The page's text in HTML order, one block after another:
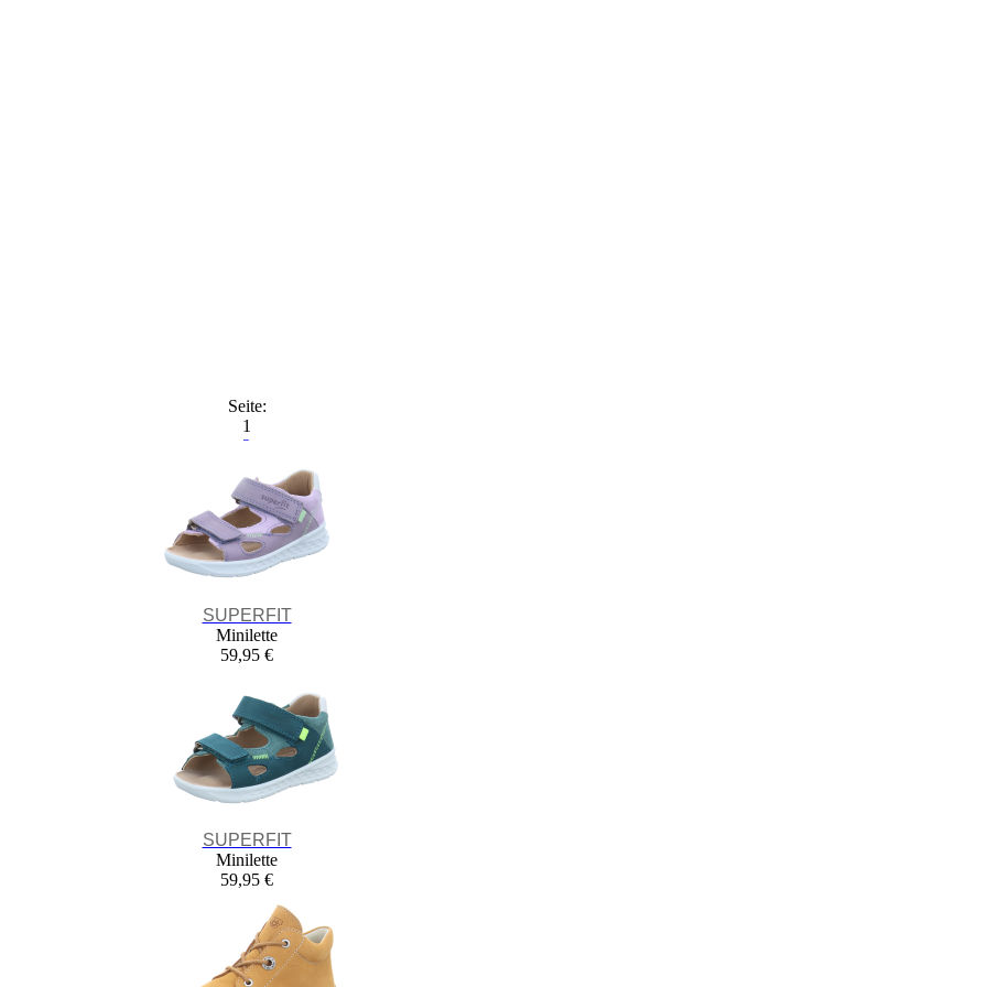
Seite:
1
2
4
SUPERFIT
Minilette
59,95 €
SUPERFIT
Minilette
59,95 €